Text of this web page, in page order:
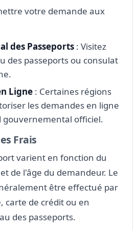
votre demande aux
des Passeports : Visitez
des passeports ou consulat
Ligne : Certaines régions
les demandes en ligne
gouvernemental officiel.
Frais
varient en fonction du
de l'âge du demandeur. Le
être effectué par
carte de crédit ou en
des passeports.